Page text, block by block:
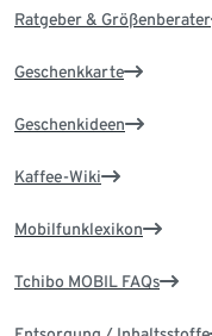
Ratgeber & Größenberater
Geschenkkarte
Geschenkideen
Kaffee-Wiki
Mobilfunklexikon
Tchibo MOBIL FAQs